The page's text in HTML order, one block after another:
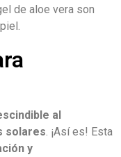
de aloe vera son
al
solares. ¡Así es! Esta
y